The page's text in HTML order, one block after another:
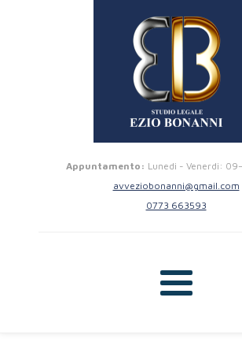
Appuntamento: Lunedi - Venerdi:
avveziobonanni@gmail.com
0773 663593